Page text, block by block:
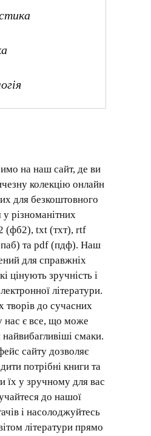
на наш сайт, де ви
колекцію онлайн
для безкоштовного
різноманітних
(фб2), txt (тхт), rtf
та pdf (пдф). Наш
для справжніх
цінують зручність і
літератури.
творів до сучасних
нас є все, що може
смаки.
сайту дозволяє
потрібні книги та
їх у зручному для вас
до нашої
і насолоджуйтесь
літератури прямо